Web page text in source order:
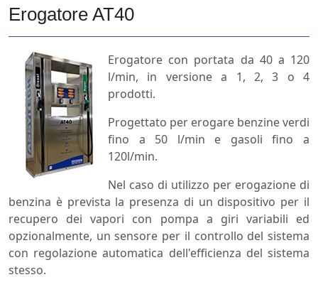
Erogatore AT40
Erogatore con portata da 40 a 120
l/min, in versione a 1, 2, 3 o 4
prodotti.
Progettato per erogare benzine verdi
fino a 50 l/min e gasoli fino a
120l/min.
Nel caso di utilizzo per erogazione di
benzina è prevista la presenza di un dispositivo per il
recupero dei vapori con pompa a giri variabili ed
opzionalmente, un sensore per il controllo del sistema
con regolazione automatica dell'efficienza del sistema
stesso.